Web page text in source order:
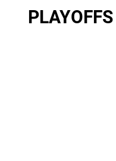
PLAYOFFS